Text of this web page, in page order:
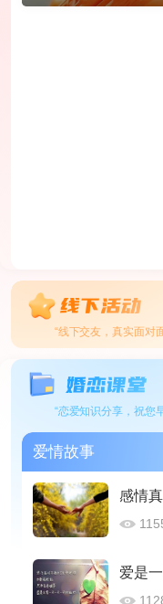
“线下交友，真实面对
“恋爱知识分享，祝您
爱情故事
感情
爱是